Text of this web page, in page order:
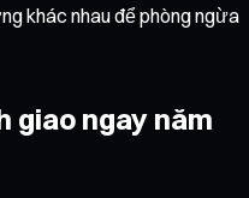
khác nhau để phòng ngừa
giao ngay năm